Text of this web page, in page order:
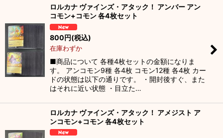
並び順
絞り込む
ロルカナ ヴァインズ・アタック！ アンバー アン
コモン+コモン 各4枚セット
800円(税込)
在庫わずか
■商品について 各種4枚セットの金額になりま
す。 アンコモン9種 各4枚 コモン12種 各4枚 カー
ドの状態は以下の通りです。 ・開封後すぐ、また
はそれに近い状態 ・目立た…
ロルカナ ヴァインズ・アタック！ アメジスト ア
ンコモン+コモン 各4枚セット